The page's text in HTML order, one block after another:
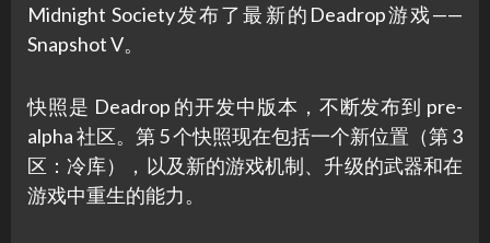
Midnight Society发布了最新的Deadrop游戏——
Snapshot V。
快照是 Deadrop 的开发中版本，不断发布到 pre-
alpha 社区。第 5 个快照现在包括一个新位置（第 3
区：冷库），以及新的游戏机制、升级的武器和在
游戏中重生的能力。